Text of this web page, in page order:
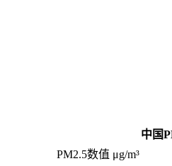
中国
PM2.5数值 μg/m³